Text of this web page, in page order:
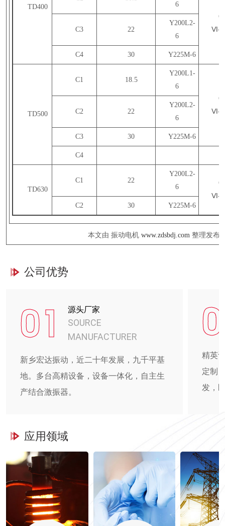
TD400
6
Ⅵ-
C3 22
Y200L2-
6
C4 30 Y225M-6
TD500
C1 18.5
Y200L1-
6
Ⅵ-
C2 22
Y200L2-
6
C3 30 Y225M-6
C4
TD630
C1 22
Y200L2-
6
Ⅵ-
C2
30 Y225M-6
本文由 振动电机 www.zdsbdj.com整理发布
公司优势
01 源头厂家
SOURCE
MANUFACTURER
新乡宏达振动，近二十年发展，九千平基
地。多台高精设备，设备一体化，自主生
产结合激振器。
精英
定制
发，
应用领域